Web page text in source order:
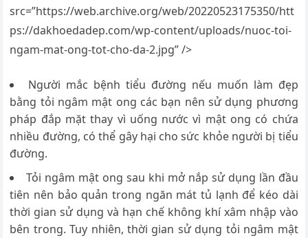
src=”https://web.archive.org/web/20220523175350/htt
ps://dakhoedadep.com/wp-content/uploads/nuoc-toi-
ngam-mat-ong-tot-cho-da-2.jpg” />
Người mắc bệnh tiểu đường nếu muốn làm đẹp
bằng tỏi ngâm mật ong các bạn nên sử dụng phương
pháp đắp mặt thay vì uống nước vì mật ong có chứa
nhiều đường, có thể gây hại cho sức khỏe người bị tiểu
đường.
Tỏi ngâm mật ong sau khi mở nắp sử dụng lần đầu
tiên nên bảo quản trong ngăn mát tủ lạnh để kéo dài
thời gian sử dụng và hạn chế không khí xâm nhập vào
bên trong. Tuy nhiên, thời gian sử dụng tỏi ngâm mật